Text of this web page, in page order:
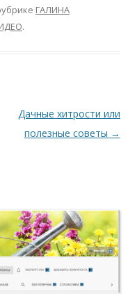
ГАЛИНА
.
Дачные хитрости или
полезные советы →